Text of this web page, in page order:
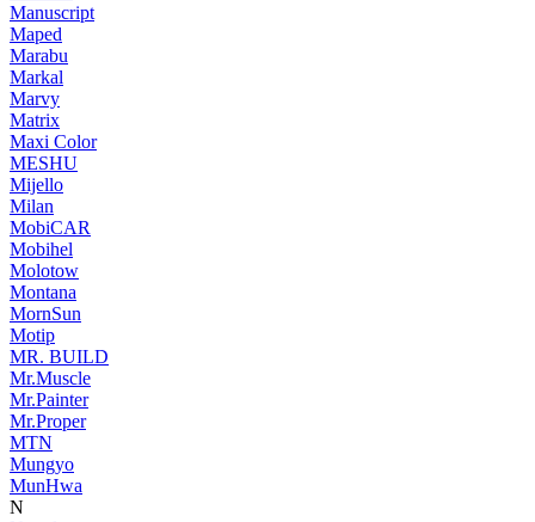
Manuscript
Maped
Marabu
Markal
Marvy
Matrix
Maxi Color
MESHU
Mijello
Milan
MobiCAR
Mobihel
Molotow
Montana
MornSun
Motip
MR. BUILD
Mr.Muscle
Mr.Painter
Mr.Proper
MTN
Mungyo
MunHwa
N